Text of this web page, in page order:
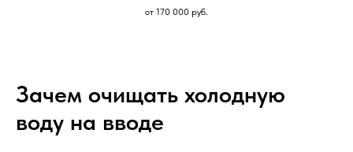
от 170 000 руб.
Зачем очищать холодную
воду на вводе